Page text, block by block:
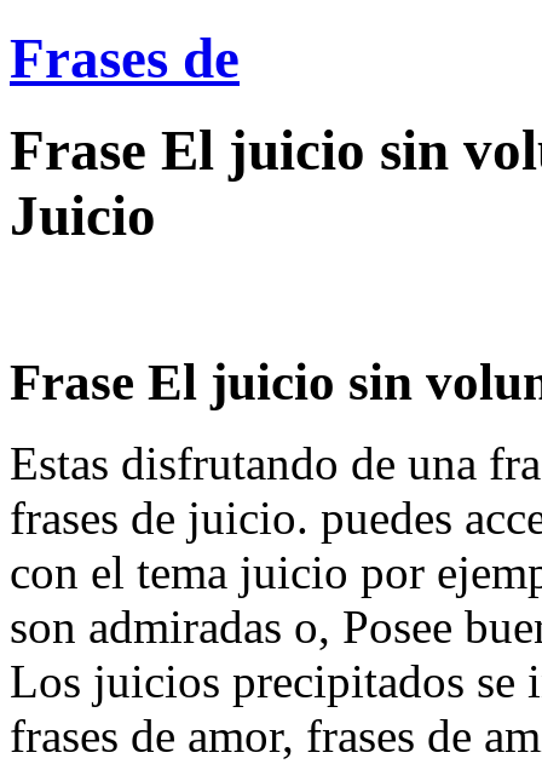
Frases de
Frase El juicio sin
Juicio
Frase El juicio sin
Estas disfrutando de una
frases de juicio. puedes
con el tema juicio por
son admiradas o, Posee
Los juicios precipitados se
frases de amor, frases de